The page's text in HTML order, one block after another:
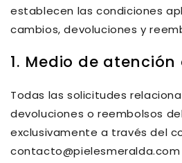
establecen las condiciones
cambios, devoluciones y
1. Medio de
Todas las solicitudes
devoluciones o reembolsos
exclusivamente a través del
contacto@pielesmeralda.com